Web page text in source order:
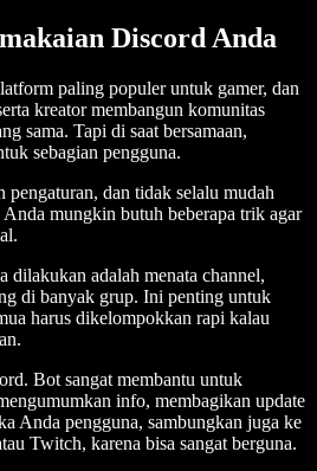
Discord Anda
paling populer untuk gamer, dan
kreator membangun komunitas
sama. Tapi di saat bersamaan,
sebagian pengguna.
pengaturan, dan tidak selalu mudah
mungkin butuh beberapa trik agar
dilakukan adalah menata channel,
di banyak grup. Ini penting untuk
harus dikelompokkan rapi kalau
Bot sangat membantu untuk
info, membagikan update
Anda pengguna, sambungkan juga ke
Twitch, karena bisa sangat berguna.